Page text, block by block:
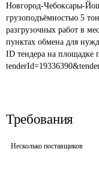
Новгород-Чебоксары-
грузоподъёмностью 5
разгрузочных работ в
пунктах обмена для
ID тендера на площадке
Требования
Несколько поставщиков